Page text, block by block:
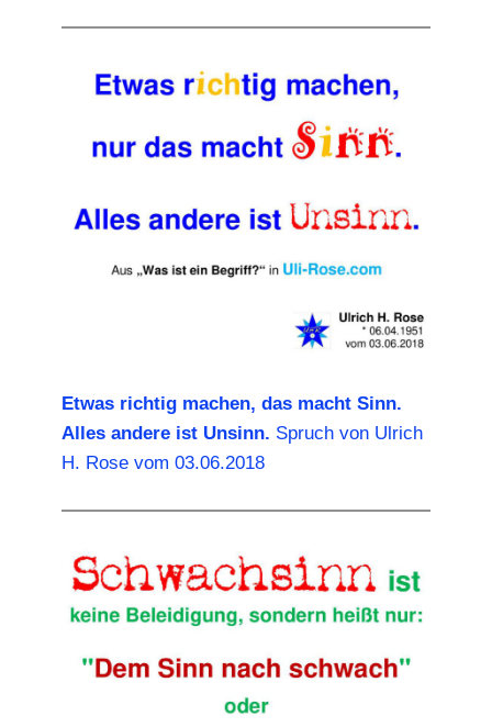
Etwas richtig machen, das macht Sinn.
Alles andere ist Unsinn. Spruch von Ulrich
H. Rose vom 03.06.2018